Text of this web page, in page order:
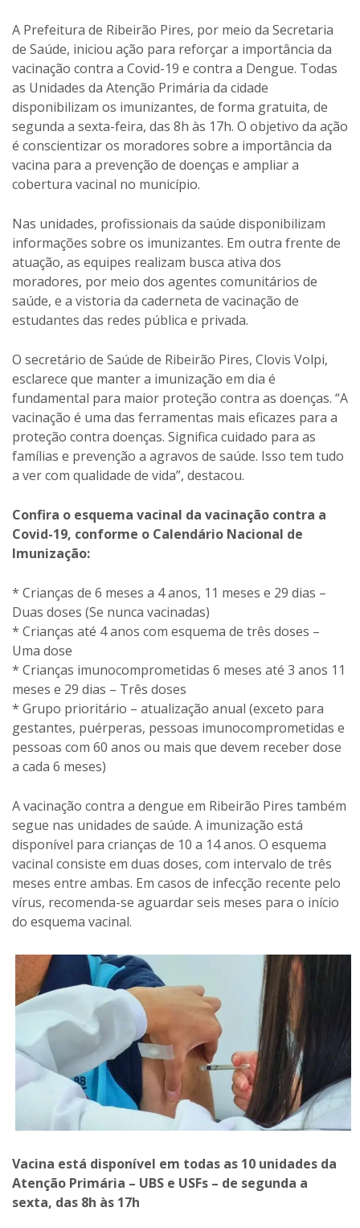
A Prefeitura de Ribeirão Pires, por meio da Secretaria
de Saúde, iniciou ação para reforçar a importância da
vacinação contra a Covid-19 e contra a Dengue. Todas
as Unidades da Atenção Primária da cidade
disponibilizam os imunizantes, de forma gratuita, de
segunda a sexta-feira, das 8h às 17h. O objetivo da ação
é conscientizar os moradores sobre a importância da
vacina para a prevenção de doenças e ampliar a
cobertura vacinal no município.
Nas unidades, profissionais da saúde disponibilizam
informações sobre os imunizantes. Em outra frente de
atuação, as equipes realizam busca ativa dos
moradores, por meio dos agentes comunitários de
saúde, e a vistoria da caderneta de vacinação de
estudantes das redes pública e privada.
O secretário de Saúde de Ribeirão Pires, Clovis Volpi,
esclarece que manter a imunização em dia é
fundamental para maior proteção contra as doenças. “A
vacinação é uma das ferramentas mais eficazes para a
proteção contra doenças. Significa cuidado para as
famílias e prevenção a agravos de saúde. Isso tem tudo
a ver com qualidade de vida”, destacou.
Confira o esquema vacinal da vacinação contra a
Covid-19, conforme o Calendário Nacional de
Imunização:
* Crianças de 6 meses a 4 anos, 11 meses e 29 dias –
Duas doses (Se nunca vacinadas)
* Crianças até 4 anos com esquema de três doses –
Uma dose
* Crianças imunocomprometidas 6 meses até 3 anos 11
meses e 29 dias – Três doses
* Grupo prioritário – atualização anual (exceto para
gestantes, puérperas, pessoas imunocomprometidas e
pessoas com 60 anos ou mais que devem receber dose
a cada 6 meses)
A vacinação contra a dengue em Ribeirão Pires também
segue nas unidades de saúde. A imunização está
disponível para crianças de 10 a 14 anos. O esquema
vacinal consiste em duas doses, com intervalo de três
meses entre ambas. Em casos de infecção recente pelo
vírus, recomenda-se aguardar seis meses para o início
do esquema vacinal.
Vacina está disponível em todas as 10 unidades da
Atenção Primária – UBS e USFs – de segunda a
sexta, das 8h às 17h